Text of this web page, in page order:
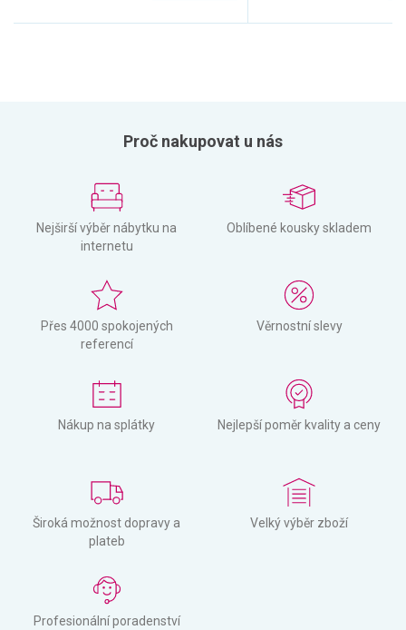
Proč nakupovat u nás
Nejširší výběr nábytku na
internetu
Oblíbené kousky skladem
Přes 4000 spokojených
referencí
Věrnostní slevy
Nákup na splátky Nejlepší poměr kvality a ceny
Široká možnost dopravy a
plateb
Velký výběr zboží
Profesionální poradenství